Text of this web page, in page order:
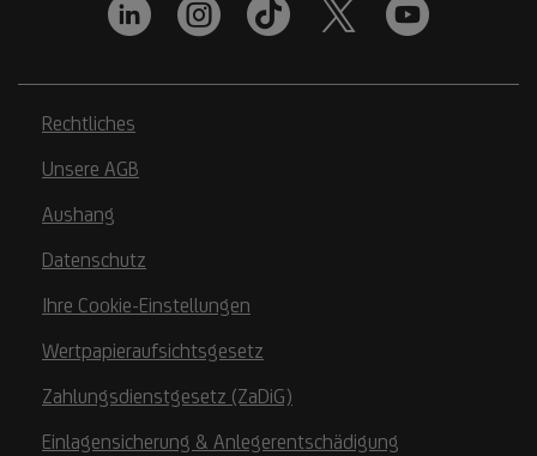
Rechtliches
Unsere AGB
Aushang
Datenschutz
Ihre Cookie-Einstellungen
Wertpapieraufsichtsgesetz
Zahlungsdienstgesetz (ZaDiG)
Einlagensicherung & Anlegerentschädigung